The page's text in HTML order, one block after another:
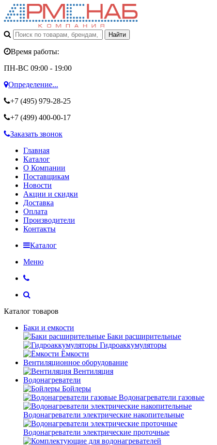
Время работы:
ПН-ВС 09:00 - 19:00
Определение...
+7 (495) 979-28-25
+7 (499) 400-00-17
Заказать звонок
Главная
Каталог
О Компании
Поставщикам
Новости
Акции и скидки
Доставка
Оплата
Производители
Контакты
Каталог
Меню
Каталог товаров
Баки и емкости
Баки расширительные
Гидроаккумуляторы
Ёмкости
Вентиляционное оборудование
Вентиляция
Водонагреватели
Бойлеры
Водонагреватели газовые
Водонагреватели электрические накопительные
Водонагреватели электрические проточные